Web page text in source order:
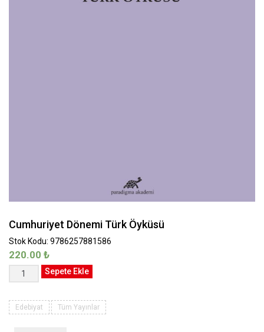
Cumhuriyet Dönemi Türk Öyküsü
Stok Kodu: 9786257881586
220.00 ₺
Cumhuriyet
Dönemi
Öyküsü
Sepete Ekle
Edebiyat Tüm Yayınlar